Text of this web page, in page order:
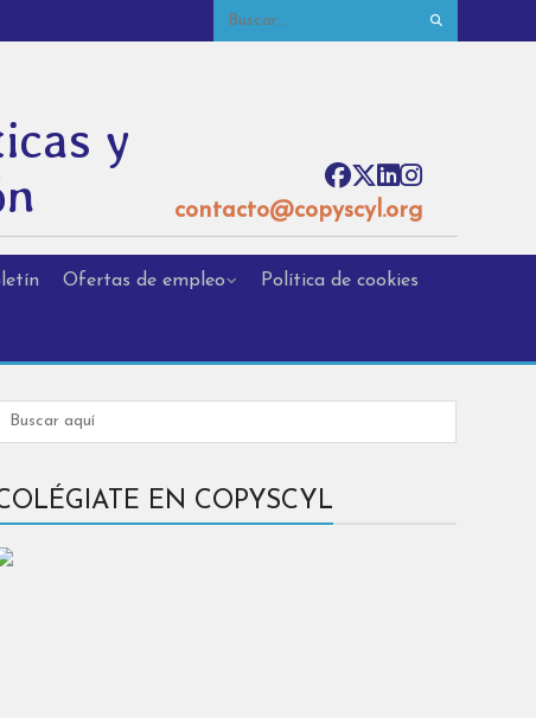
y
contacto@copyscyl.org
Ofertas de empleo Política de cookies
EN COPYSCYL